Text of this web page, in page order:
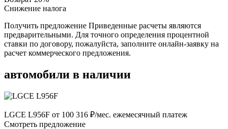
Снижение налога
Получить предложение Приведенные расчеты являются
предварительными. Для точного определения процентной
ставки по договору, пожалуйста, заполните онлайн-заявку на
расчет коммерческого предложения.
автомобили в наличии
LGCE L956F от 100 316 ₽/мес. ежемесячный платеж
Смотреть предложение